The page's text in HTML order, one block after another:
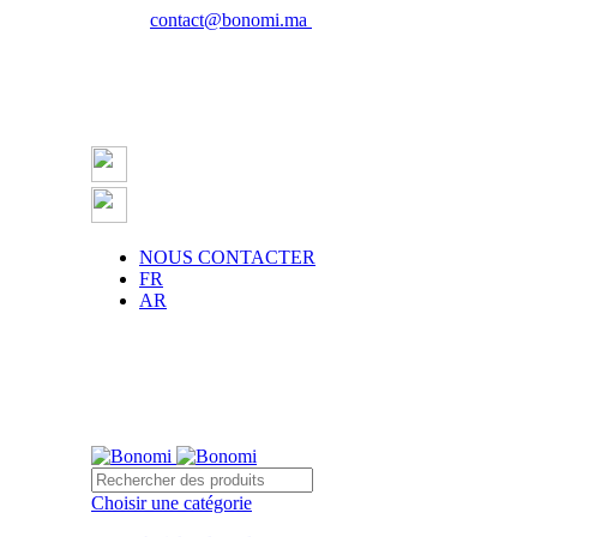
contact@bonomi.ma
NOUS CONTACTER
FR
AR
Choisir une catégorie